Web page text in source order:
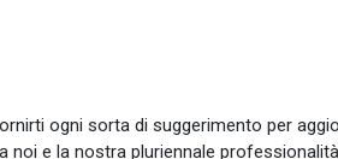
ogni sorta di suggerimento per
e la nostra pluriennale